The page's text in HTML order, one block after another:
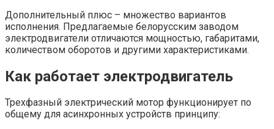
Дополнительный плюс – множество вариантов
исполнения. Предлагаемые белорусским заводом
электродвигатели отличаются мощностью, габаритами,
количеством оборотов и другими характеристиками.
Как работает электродвигатель
Трехфазный электрический мотор функционирует по
общему для асинхронных устройств принципу: